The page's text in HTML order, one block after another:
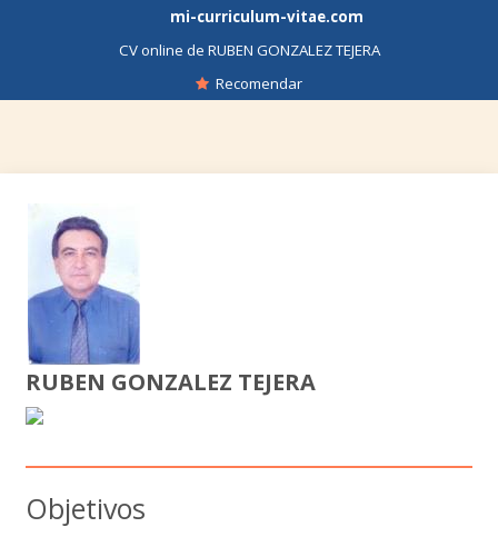
mi-curriculum-vitae.com
CV online de RUBEN GONZALEZ TEJERA
Recomendar
RUBEN GONZALEZ TEJERA
Objetivos